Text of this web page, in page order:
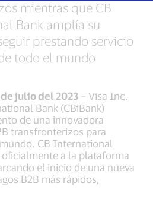
mientras que CB
Bank amplía su
prestando servicio
todo el mundo
julio del 2023 – Visa Inc.
Bank (CBiBank)
de una innovadora
transfronterizos para
CB International
oficialmente a la plataforma
el inicio de una nueva
B2B más rápidos,